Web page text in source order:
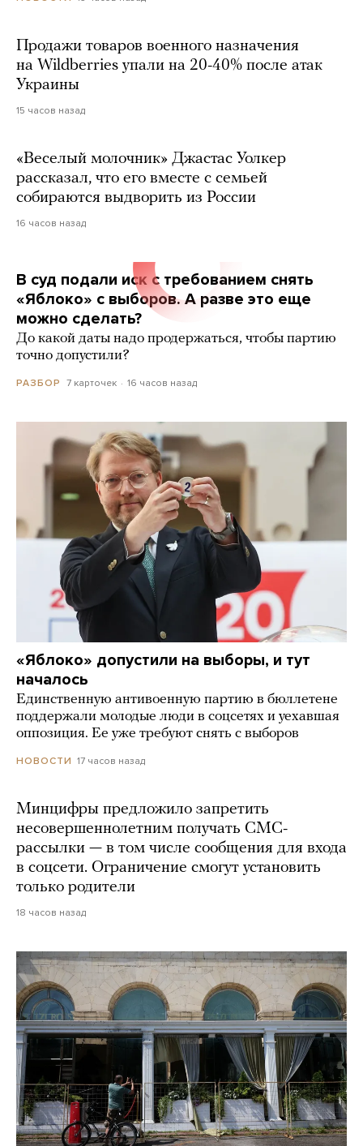
Продажи товаров военного назначения
на Wildberries упали на 20-40% после атак
Украины
15 часов назад
«Веселый молочник» Джастас Уолкер
рассказал, что его вместе с семьей
собираются выдворить из России
16 часов назад
В суд подали иск с требованием снять
«Яблоко» с выборов. А разве это еще
можно сделать?
До какой даты надо продержаться, чтобы партию
точно допустили?
РАЗБОР 7 карточек 16 часов назад
«Яблоко» допустили на выборы, и тут
началось
Единственную антивоенную партию в бюллетене
поддержали молодые люди в соцсетях и уехавшая
оппозиция. Ее уже требуют снять с выборов
НОВОСТИ 17 часов назад
Минцифры предложило запретить
несовершеннолетним получать СМС-
рассылки — в том числе сообщения для входа
в соцсети. Ограничение смогут установить
только родители
18 часов назад